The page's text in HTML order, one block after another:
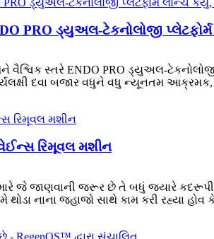
PRO ડ્યુઅલ-ટેકનોલોજી
સ્તરે ENDO PRO ડ્યુઅલ-
દવા બજાર વધુને વધુ ન્યૂનતમ
રિમૂવલ મશીન
જે જાણવાની જરૂર છે તે બધું જ્યારે
નાના જહાજો સાથે કામ કરી રહ્યા હોવ